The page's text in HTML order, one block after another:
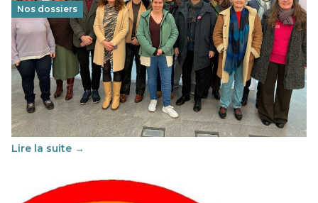
Nos dossiers
Éducation au vivre-ensemble : un échange croisé
franco-espagnol pour changer d’approche
29 juin 2026-National
Cette année, l'UNSA Éducation a mené un projet Erasmus
soutenu par l'union Européenne et centré sur l'éducation
au vivre-ensemble : quelles différences entre la France…
Lire la suite →